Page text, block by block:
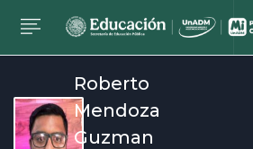
Roberto
Mendoza
Guzman